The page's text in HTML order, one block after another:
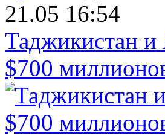
21.05 16:54
Таджикистан и
$700